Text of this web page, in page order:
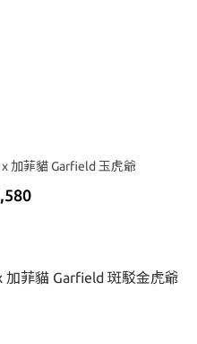
x 加菲貓 Garfield 玉虎爺